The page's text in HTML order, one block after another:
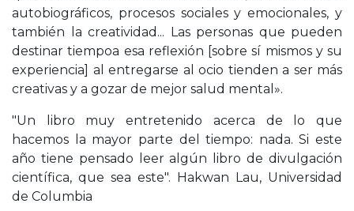
autobiográficos, procesos sociales y emocionales, y
también la creatividad... Las personas que pueden
destinar tiempoa esa reflexión [sobre sí mismos y su
experiencia] al entregarse al ocio tienden a ser más
creativas y a gozar de mejor salud mental».
"Un libro muy entretenido acerca de lo que
hacemos la mayor parte del tiempo: nada. Si este
año tiene pensado leer algún libro de divulgación
científica, que sea este". Hakwan Lau, Universidad
de Columbia